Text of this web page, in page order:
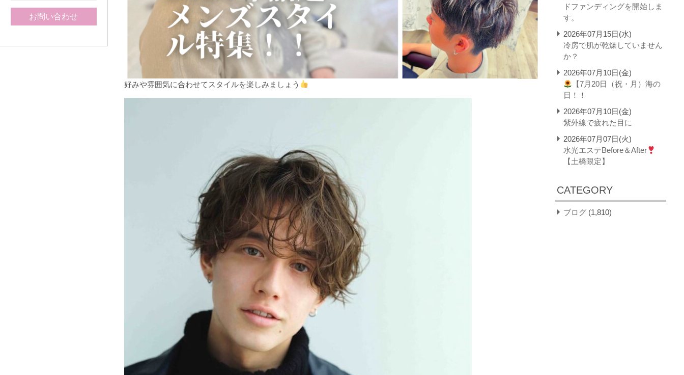
お問い合わせ
好みや雰囲気に合わせてスタイルを楽しみましょう
ドファンディングを開始しま
す。
2026年07月15日(水)
冷房で肌が乾燥していません
か？
2026年07月10日(金)
【7月20日（祝・月）海の
日！！
2026年07月10日(金)
紫外線で疲れた目に
2026年07月07日(火)
水光エステBefore＆After
【土橋限定】
CATEGORY
ブログ(1,810)